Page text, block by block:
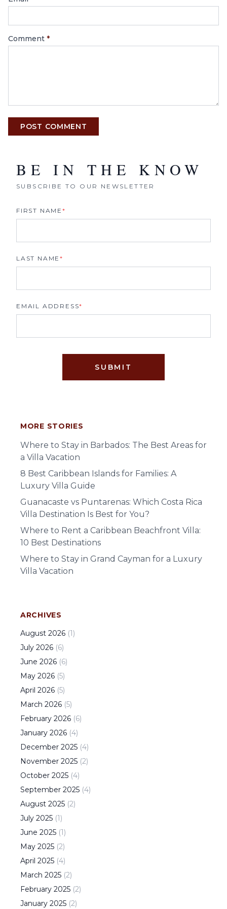
Comment *
POST COMMENT
BE IN THE KNOW
SUBSCRIBE TO OUR NEWSLETTER
FIRST NAME*
LAST NAME*
EMAIL ADDRESS*
SUBMIT
MORE STORIES
Where to Stay in Barbados: The Best Areas for
a Villa Vacation
8 Best Caribbean Islands for Families: A
Luxury Villa Guide
Guanacaste vs Puntarenas: Which Costa Rica
Villa Destination Is Best for You?
Where to Rent a Caribbean Beachfront Villa:
10 Best Destinations
Where to Stay in Grand Cayman for a Luxury
Villa Vacation
ARCHIVES
August 2026 (1)
July 2026 (6)
June 2026 (6)
May 2026 (5)
April 2026 (5)
March 2026 (5)
February 2026 (6)
January 2026 (4)
December 2025 (4)
November 2025 (2)
October 2025 (4)
September 2025 (4)
August 2025 (2)
July 2025 (1)
June 2025 (1)
May 2025 (2)
April 2025 (4)
March 2025 (2)
February 2025 (2)
January 2025 (2)